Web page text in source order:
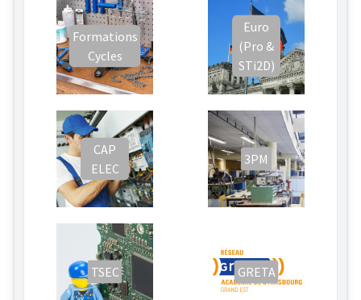
Formations
Cycles
Euro
(Pro &
STi2D)
CAP
ELEC
3PM
TSEC GRETA